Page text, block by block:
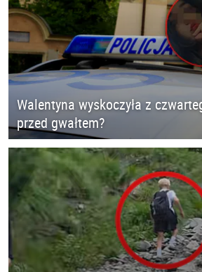
Walentyna wyskoczyła z
przed gwałtem?